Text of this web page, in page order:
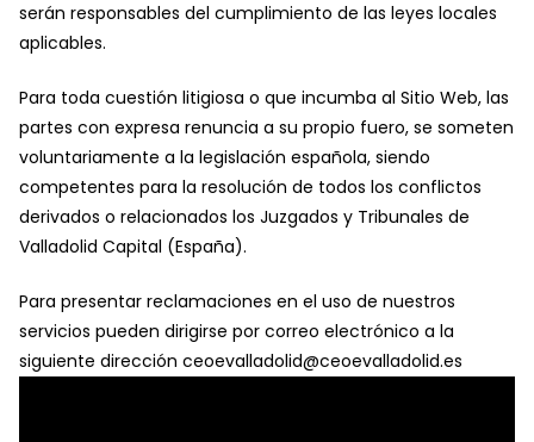
serán responsables del cumplimiento de las leyes locales
aplicables.
Para toda cuestión litigiosa o que incumba al Sitio Web, las
partes con expresa renuncia a su propio fuero, se someten
voluntariamente a la legislación española, siendo
competentes para la resolución de todos los conflictos
derivados o relacionados los Juzgados y Tribunales de
Valladolid Capital (España).
Para presentar reclamaciones en el uso de nuestros
servicios pueden dirigirse por correo electrónico a la
siguiente dirección ceoevalladolid@ceoevalladolid.es